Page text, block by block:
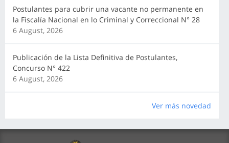
Postulantes para cubrir una vacante no permanente en
la Fiscalía Nacional en lo Criminal y Correccional N° 28
6 August, 2026
Publicación de la Lista Definitiva de Postulantes,
Concurso N° 422
6 August, 2026
Ver más novedad